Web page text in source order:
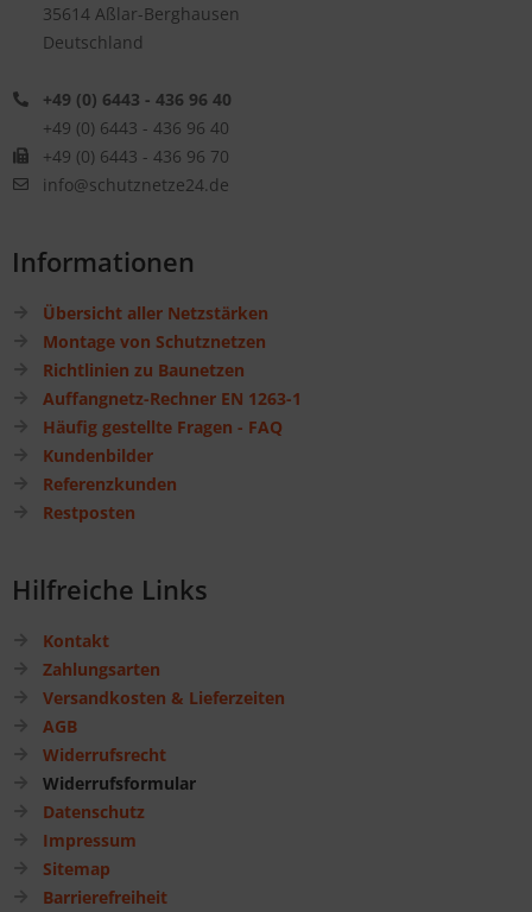
35614 Aßlar-Berghausen
Deutschland
+49 (0) 6443 - 436 96 40
+49 (0) 6443 - 436 96 40
+49 (0) 6443 - 436 96 70
info@schutznetze24.de
Informationen
Übersicht aller Netzstärken
Montage von Schutznetzen
Richtlinien zu Baunetzen
Auffangnetz-Rechner EN 1263-1
Häufig gestellte Fragen - FAQ
Kundenbilder
Referenzkunden
Restposten
Hilfreiche Links
Kontakt
Zahlungsarten
Versandkosten & Lieferzeiten
AGB
Widerrufsrecht
Widerrufsformular
Datenschutz
Impressum
Sitemap
Barrierefreiheit